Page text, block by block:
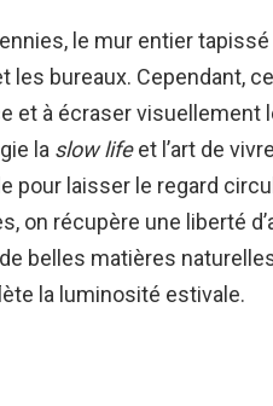
le mur entier
les bureaux. Cependant,
et à écraser visuellement
la slow lifeet l’art de
pour laisser le regard
on récupère une liberté
belles matières
la luminosité estivale.